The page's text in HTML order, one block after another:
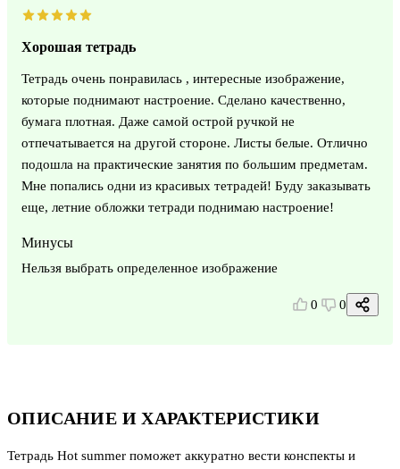
ОПИСАНИЕ И ХАРАКТЕРИСТИКИ
Тетрадь Hot summer поможет аккуратно вести конспекты и
Хорошая тетрадь
Тетрадь очень понравилась , интересные изображение,
которые поднимают настроение. Сделано качественно,
бумага плотная. Даже самой острой ручкой не
отпечатывается на другой стороне. Листы белые. Отлично
подошла на практические занятия по большим предметам.
Мне попались одни из красивых тетрадей! Буду заказывать
еще, летние обложки тетради поднимаю настроение!
Минусы
Нельзя выбрать определенное изображение
0 0